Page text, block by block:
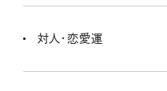
活動はとってもラッキーが多
対人・恋愛運